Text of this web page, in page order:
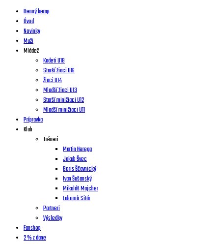
Denný kemp
Úvod
Novinky
Muži
Mládež
Kadeti U18
Starší žiaci U16
Žiaci U14
Mladší žiaci U13
Starší minižiaci U12
Mladší minižiaci U11
Prípravka
Klub
Tréneri
Martin Herega
Jakub Švec
Boris Ščavnický
Ivan Šušanský
Mikuláš Majcher
Lubomír Sitár
Partneri
Výsledky
Fanshop
2 % z dane